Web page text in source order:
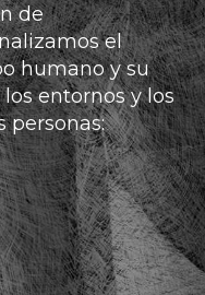
de
el
humano y su
entornos y los
personas: